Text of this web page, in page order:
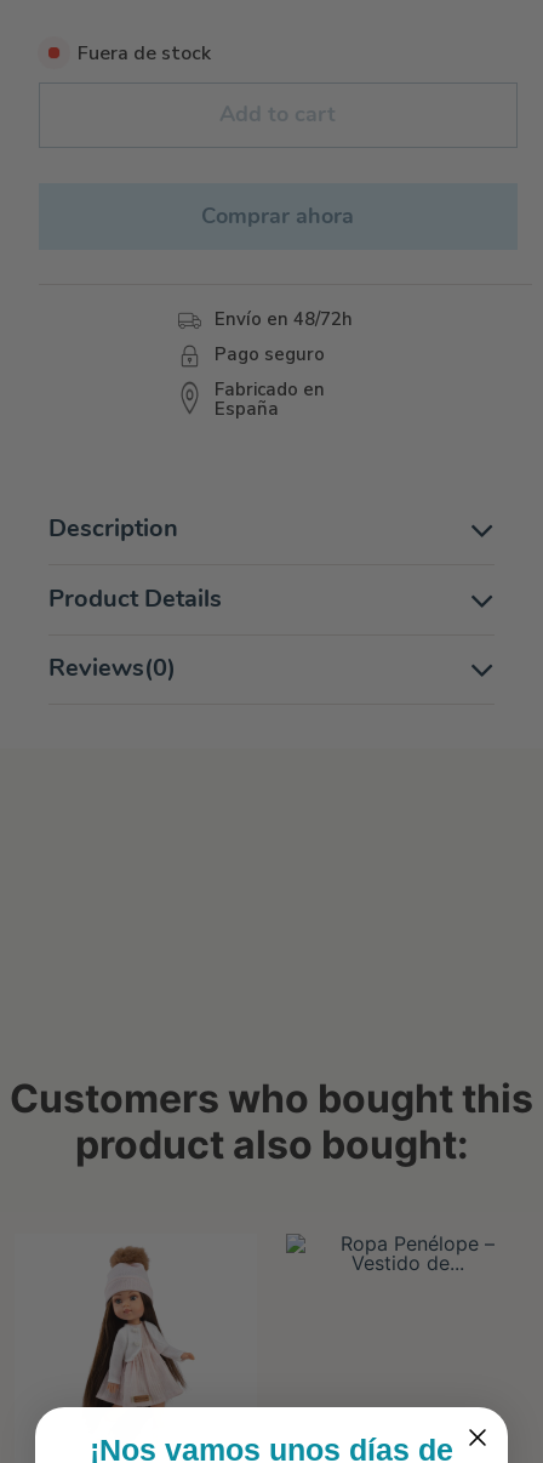
Fuera de stock
Add to cart
Comprar ahora
Envío en 48/72h
Pago seguro
Fabricado en
España
Description
Product Details
Reviews(0)
Customers who bought this
product also bought:
¡Nos vamos unos días de